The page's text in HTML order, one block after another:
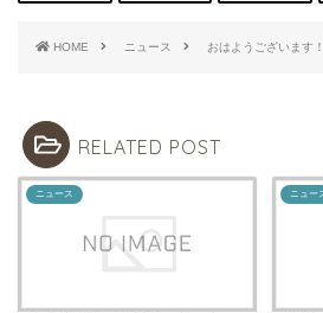
HOME ニュース おはようございます！
RELATED POST
ニュース ニュー